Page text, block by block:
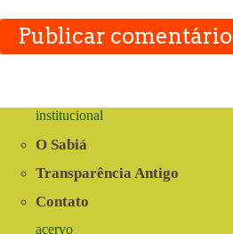
Publicar comentário
institucional
O Sabiá
Transparência Antigo
Contato
acervo